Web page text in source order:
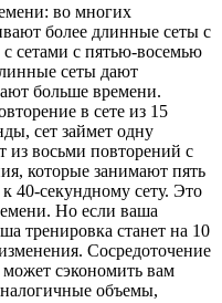
во многих
более длинные сеты с
сетами с пятью-восемью
сеты дают
больше времени.
в сете из 15
сет займет одну
из восьми повторений с
которые занимают пять
40-секундному сету. Это
Но если ваша
тренировка станет на 10
Сосредоточение
может сэкономить вам
объемы,